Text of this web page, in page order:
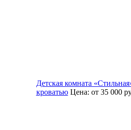
Детская комната
кроватью Цена: от 35 000